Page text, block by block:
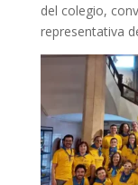
del colegio,
representativa